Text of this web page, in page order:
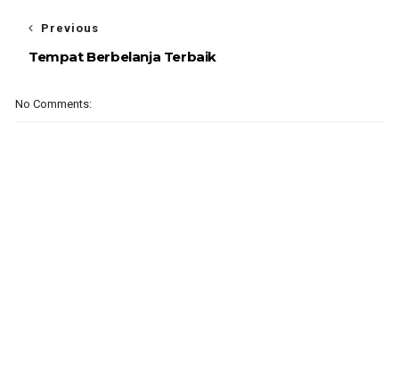
Previous
Tempat Berbelanja Terbaik
No Comments: